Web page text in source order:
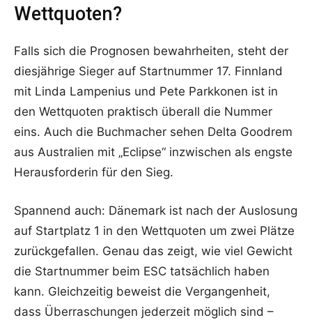
Wettquoten?
Falls sich die Prognosen bewahrheiten, steht der
diesjährige Sieger auf Startnummer 17. Finnland
mit Linda Lampenius und Pete Parkkonen ist in
den Wettquoten praktisch überall die Nummer
eins. Auch die Buchmacher sehen Delta Goodrem
aus Australien mit „Eclipse“ inzwischen als engste
Herausforderin für den Sieg.
Spannend auch: Dänemark ist nach der Auslosung
auf Startplatz 1 in den Wettquoten um zwei Plätze
zurückgefallen. Genau das zeigt, wie viel Gewicht
die Startnummer beim ESC tatsächlich haben
kann. Gleichzeitig beweist die Vergangenheit,
dass Überraschungen jederzeit möglich sind –